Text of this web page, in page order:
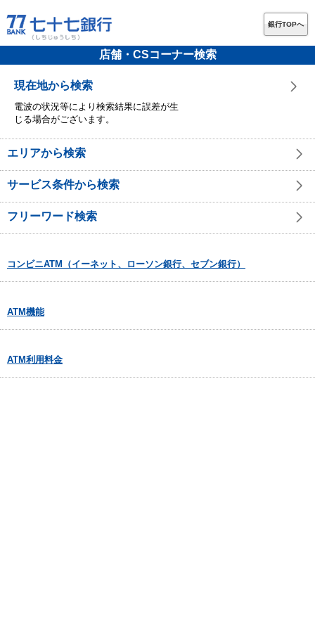
銀行TOPへ
店舗・CSコーナー検索
現在地から検索
電波の状況等により検索結果に誤差が生
じる場合がございます。
エリアから検索
サービス条件から検索
フリーワード検索
コンビニATM（イーネット、ローソン銀行、セブン銀行）
ATM機能
ATM利用料金